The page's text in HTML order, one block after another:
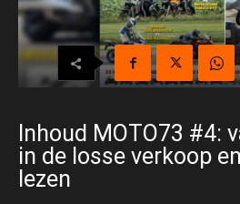
Inhoud MOTO73 #4:
in de losse verkoop
lezen